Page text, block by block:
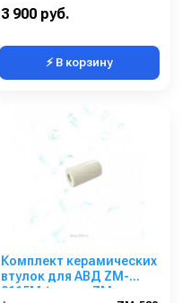
3 900 руб.
⚡ В корзину
Комплект керамических
втулок для АВД ZM-
2115M (помпа ZM-